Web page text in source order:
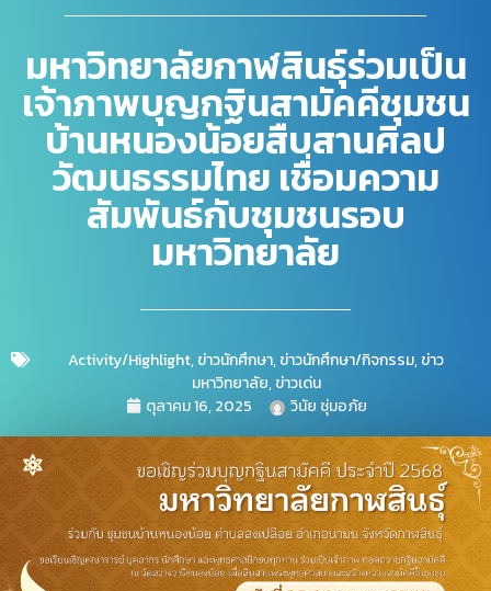
มหาวิทยาลัยกาฬสินธุ์ร่วมเป็น
เจ้าภาพบุญกฐินสามัคคีชุมชน
บ้านหนองน้อยสืบสานศิลป
วัฒนธรรมไทย เชื่อมความ
สัมพันธ์กับชุมชนรอบ
มหาวิทยาลัย
Activity/Highlight,ข่าวนักศึกษา,ข่าวนักศึกษา/กิจกรรม,ข่าว
มหาวิทยาลัย,ข่าวเด่น
ตุลาคม 16, 2025
วินัย ชุ่มอภัย